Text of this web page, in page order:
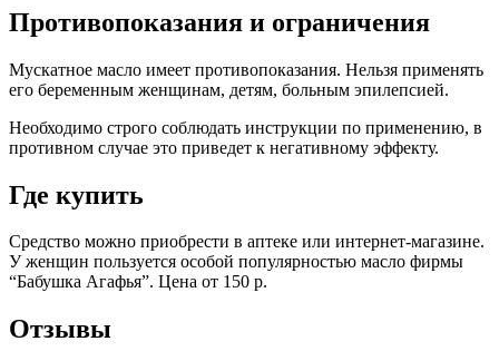
Противопоказания и ограничения
Мускатное масло имеет противопоказания. Нельзя применять
его беременным женщинам, детям, больным эпилепсией.
Необходимо строго соблюдать инструкции по применению, в
противном случае это приведет к негативному эффекту.
Где купить
Средство можно приобрести в аптеке или интернет-магазине.
У женщин пользуется особой популярностью масло фирмы
“Бабушка Агафья”. Цена от 150 р.
Отзывы